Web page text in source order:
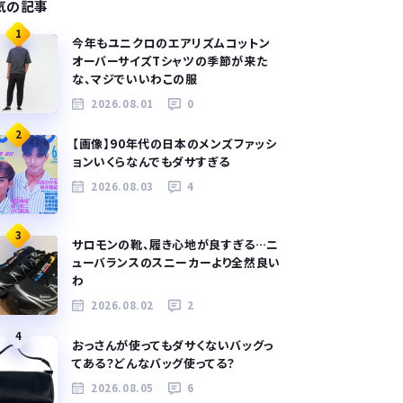
の記事
1
今年もユニクロのエアリズムコットン
オーバーサイズTシャツの季節が来た
な、マジでいいわこの服
2026.08.01 0
2
【画像】90年代の日本のメンズファッシ
ョンいくらなんでもダサすぎる
2026.08.03 4
3
サロモンの靴、履き心地が良すぎる…ニ
ューバランスのスニーカーより全然良い
わ
2026.08.02 2
4
おっさんが使ってもダサくないバッグっ
てある？どんなバッグ使ってる？
2026.08.05 6